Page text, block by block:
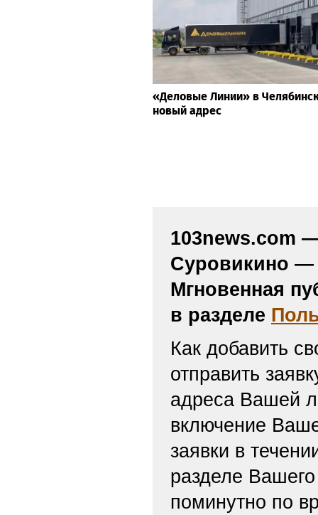
«Деловые Линии» в
новый адрес
103news.com
Суровикино —
Мгновенная
в разделе
Как добавить
отправить
адреса Вашей
включение
заявки в
разделе
поминутно по